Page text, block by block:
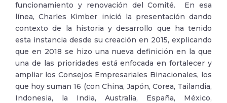
funcionamiento y renovación del Comité. En esa
línea, Charles Kimber inició la presentación dando
contexto de la historia y desarrollo que ha tenido
esta instancia desde su creación en 2015, explicando
que en 2018 se hizo una nueva definición en la que
una de las prioridades está enfocada en fortalecer y
ampliar los Consejos Empresariales Binacionales, los
que hoy suman 16 (con China, Japón, Corea, Tailandia,
Indonesia, la India, Australia, España, México,